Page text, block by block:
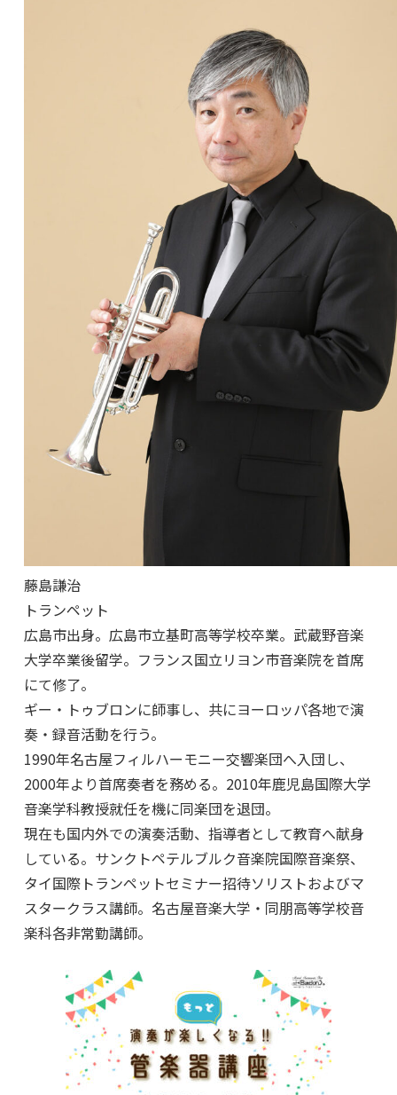
藤島謙治
トランペット
広島市出身。広島市立基町高等学校卒業。武蔵野音楽
大学卒業後留学。フランス国立リヨン市音楽院を首席
にて修了。
ギー・トゥブロンに師事し、共にヨーロッパ各地で演
奏・録音活動を行う。
1990年名古屋フィルハーモニー交響楽団へ入団し、
2000年より首席奏者を務める。2010年鹿児島国際大学
音楽学科教授就任を機に同楽団を退団。
現在も国内外での演奏活動、指導者として教育へ献身
している。サンクトペテルブルク音楽院国際音楽祭、
タイ国際トランペットセミナー招待ソリストおよびマ
スタークラス講師。名古屋音楽大学・同朋高等学校音
楽科各非常勤講師。